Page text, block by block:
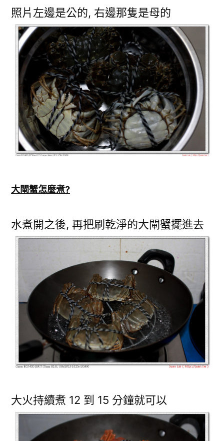
照片左邊是公的, 右邊那隻是母的
大閘蟹怎麼煮?
水煮開之後, 再把刷乾淨的大閘蟹擺進去
大火持續煮 12 到 15 分鐘就可以